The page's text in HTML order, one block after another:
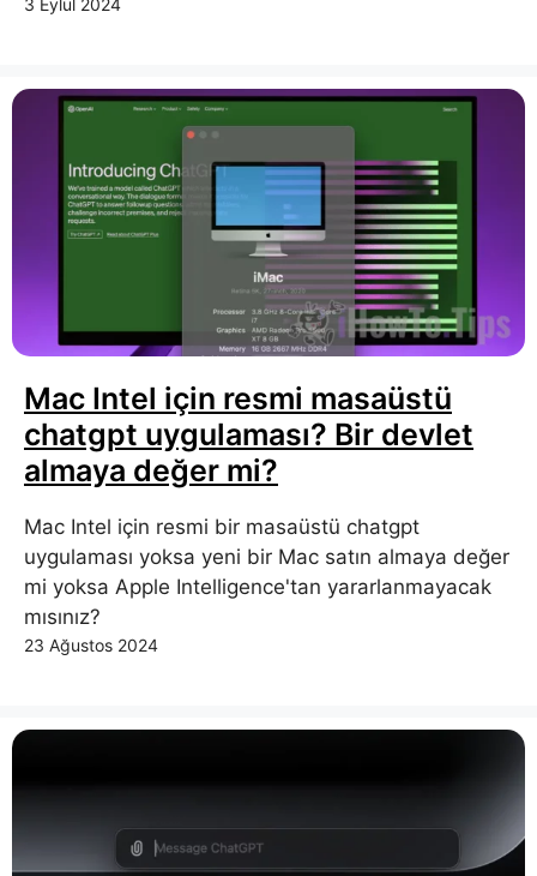
Mac Intel için resmi masaüstü
chatgpt uygulaması? Bir devlet
almaya değer mi?
Mac Intel için resmi bir masaüstü chatgpt
uygulaması yoksa yeni bir Mac satın almaya değer
mi yoksa Apple Intelligence'tan yararlanmayacak
mısınız?
23 Ağustos 2024